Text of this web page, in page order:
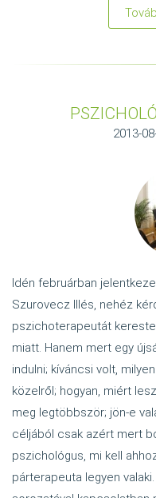
2013-
Idén februárban
Szurovecz Illés, nehéz
pszichoterapeutát
miatt. Hanem mert egy
indulni; kíváncsi volt,
közelről; hogyan, miért
meg legtöbbször; jön-e
céljából csak azért mert
pszichológus, mi kell
párterapeuta legyen